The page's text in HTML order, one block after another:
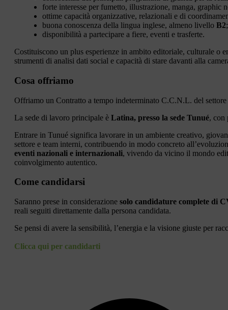
forte interesse per fumetto, illustrazione, manga, graphic
ottime capacità organizzative, relazionali e di
buona conoscenza della lingua inglese, almeno livello B2;
disponibilità a partecipare a fiere, eventi e trasferte.
Costituiscono un plus esperienze in ambito editoriale, culturale o
strumenti di analisi dati social e capacità di stare davanti alla
Cosa offriamo
Offriamo un Contratto a tempo indeterminato C.C.N.L. del
La sede di lavoro principale è Latina, presso la sede Tunué, con
Entrare in Tunué significa lavorare in un ambiente creativo,
settore e team interni, contribuendo in modo concreto
eventi nazionali e internazionali, vivendo da vicino il mondo
coinvolgimento autentico.
Come candidarsi
Saranno prese in considerazione solo candidature complete di
reali seguiti direttamente dalla persona candidata.
Se pensi di avere la sensibilità, l’energia e la visione giuste per
Clicca qui per candidarti